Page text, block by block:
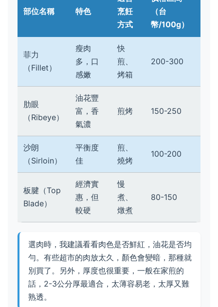
部位名稱 特色
烹飪
方式
（台
幣/100g）
菲力
（Fillet）
瘦肉
多，口
感嫩
快
煎、
烤箱
200-300
肋眼
（Ribeye）
油花豐
富，香
氣濃
煎烤 150-250
沙朗
（Sirloin）
平衡度
佳
煎、
燒烤
100-200
板腱（Top
Blade）
經濟實
惠，但
較硬
慢
煮、
燉煮
80-150
選肉時，我建議看看肉色是否鮮紅，油花是否均
勻。有些超市的肉放太久，顏色會變暗，那種就
別買了。另外，厚度也很重要，一般在家煎的
話，2-3公分厚最適合，太薄容易老，太厚又難
熟透。